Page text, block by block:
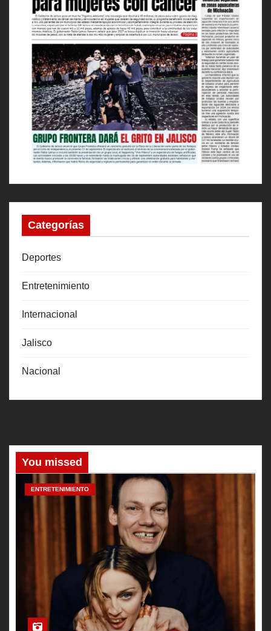
Categorías
Deportes
Entretenimiento
Internacional
Jalisco
Nacional
You missed
ENTRETENIMIENTO